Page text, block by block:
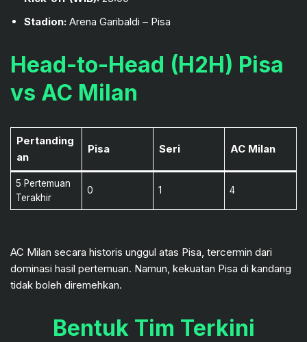
Stadion: Arena Garibaldi – Pisa
Head-to-Head (H2H) Pisa
vs AC Milan
Pertanding
an
Pisa Seri AC Milan
5 Pertemuan
Terakhir
0 1 4
AC Milan secara historis unggul atas Pisa, tercermin dari
dominasi hasil pertemuan. Namun, kekuatan Pisa di kandang
tidak boleh diremehkan.
Bentuk Tim Terkini